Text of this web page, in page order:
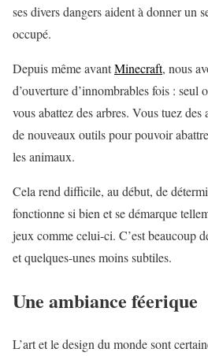
ses divers dangers aident à donner un
occupé.
Depuis même avantMinecraft, nous
d’ouverture d’innombrables fois : seul
vous abattez des arbres. Vous tuez
de nouveaux outils pour pouvoir
les animaux.
Cela rend difficile, au début, de
fonctionne si bien et se démarque
jeux comme celui-ci. C’est beaucoup
et quelques-unes moins subtiles.
Une ambiance féerique
L’art et le design du monde sont